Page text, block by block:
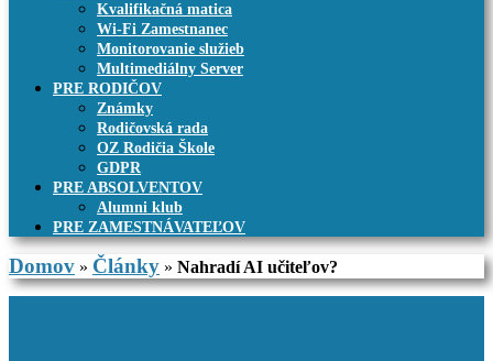
Kvalifikačná matica
Wi-Fi Zamestnanec
Monitorovanie služieb
Multimediálny Server
PRE RODIČOV
Známky
Rodičovská rada
OZ Rodičia Škole
GDPR
PRE ABSOLVENTOV
Alumni klub
PRE ZAMESTNÁVATEĽOV
Domov » Články » Nahradí AI učiteľov?